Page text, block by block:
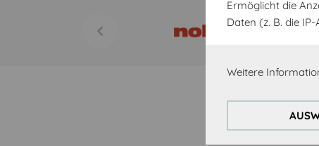
Ermöglicht die
Daten (z. B. die
Weitere